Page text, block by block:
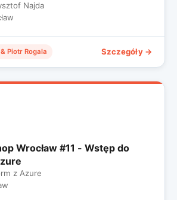
Najda
Piotr Rogala Szczegóły →
Wrocław #11 - Wstęp do
z Azure